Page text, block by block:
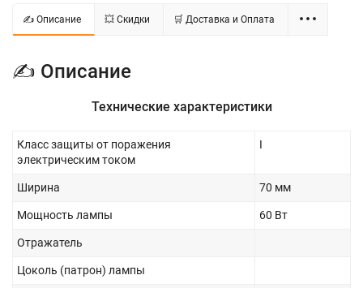
✍ Описание 💥 Скидки 🛒 Доставка и Оплата
✍ Описание
Технические характеристики
Класс защиты от поражения
электрическим током
I
Ширина 70 мм
Мощность лампы 60 Вт
Отражатель
Цоколь (патрон) лампы